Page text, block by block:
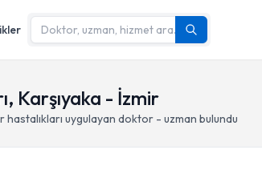
Karşıyaka - İzmir
uygulayan doktor - uzman bulundu